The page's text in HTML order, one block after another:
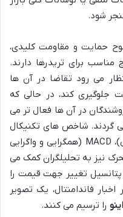
شود.
حمایت و مقاومت کلیدی،
برای تریدرها دارند.
می رود تقاضا در آن ها
جلوگیری کند، در حالی که
در آن ها فعال تر می
گردند. شاخص های تکنیکال
مهمی مانند RSI (شاخص قدرت نسبی)، MACD (همگرایی و واگرایی
نیز به تحلیلگران کمک می
پتانسیل تغییر جهت قیمت را
فاندامنتال، یک تصویر
را ترسیم می کنند.